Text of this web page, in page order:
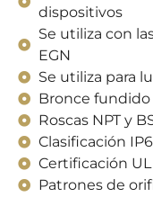
dispositivos
Se utiliza con
EGN
Se utiliza para
Bronce fundido
Roscas NPT y
Clasificación
Certificación UL
Patrones de